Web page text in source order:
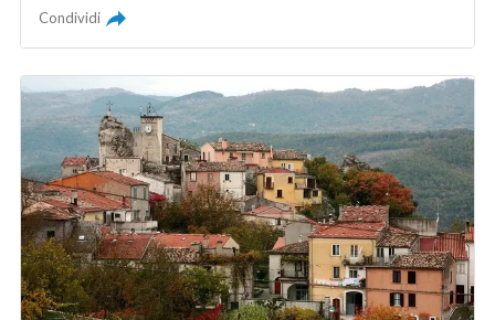
Condividi